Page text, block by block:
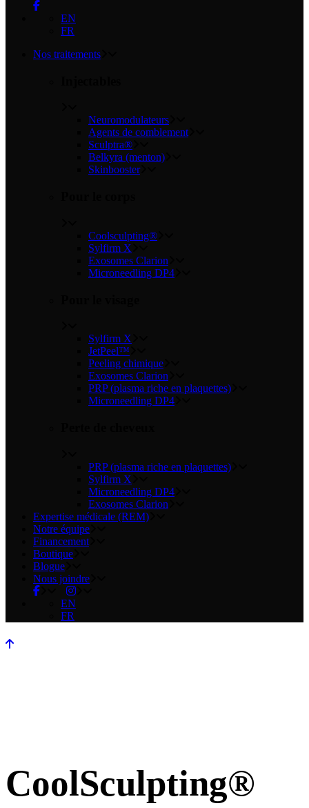
EN
FR
Nos traitements
Neuromodulateurs
Agents de comblement
Sculptra®
Belkyra (menton)
Skinbooster
Coolsculpting®
Sylfirm X
Exosomes Clarion
Microneedling DP4
Sylfirm X
JetPeel™
Peeling chimique
Exosomes Clarion
PRP (plasma riche en plaquettes)
Microneedling DP4
PRP (plasma riche en plaquettes)
Sylfirm X
Microneedling DP4
Exosomes Clarion
Expertise médicale (REM)
Notre équipe
Financement
Boutique
Blogue
Nous joindre
EN
FR
CoolSculpting®